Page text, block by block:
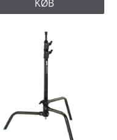
KØB